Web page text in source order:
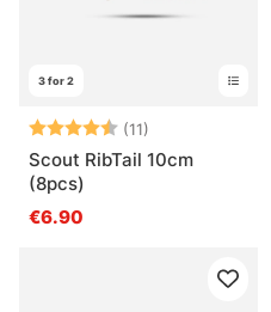
3 for 2
Arvio: (11)
4.2 5:sta
Scout RibTail 10cm
(8pcs)
€6.90